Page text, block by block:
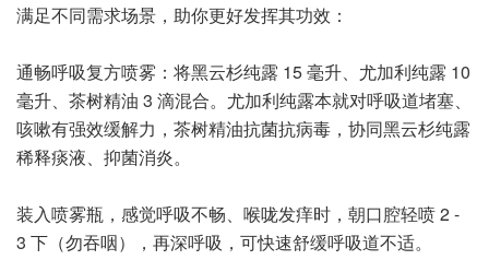
满足不同需求场景，助你更好发挥其功效：
通畅呼吸复方喷雾：将黑云杉纯露 15 毫升、尤加利纯露 10
毫升、茶树精油 3 滴混合。尤加利纯露本就对呼吸道堵塞、
咳嗽有强效缓解力，茶树精油抗菌抗病毒，协同黑云杉纯露
稀释痰液、抑菌消炎。
装入喷雾瓶，感觉呼吸不畅、喉咙发痒时，朝口腔轻喷 2 -
3 下（勿吞咽），再深呼吸，可快速舒缓呼吸道不适。